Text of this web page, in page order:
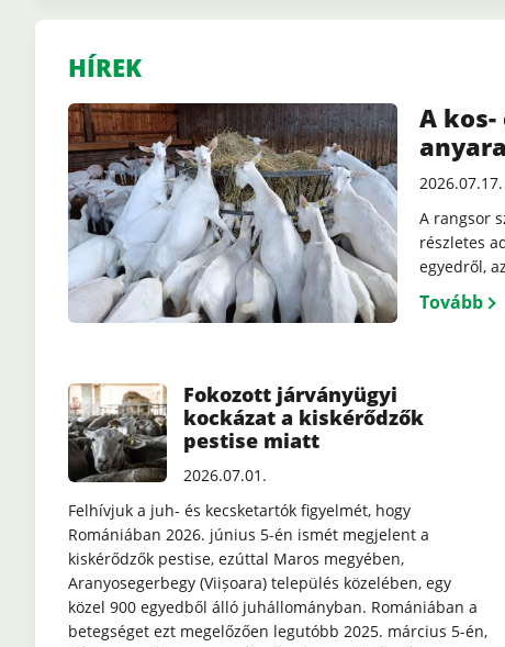
HÍREK
A
2026.07.17.
A rangsor
részletes
egyedről,
Tovább
Fokozott járványügyi
kockázat a kiskérődzők
pestise miatt
2026.07.01.
Felhívjuk a juh- és kecsketartók figyelmét, hogy
Romániában 2026. június 5-én ismét megjelent a
kiskérődzők pestise, ezúttal Maros megyében,
Aranyosegerbegy (Viișoara) település közelében, egy
közel 900 egyedből álló juhállományban. Romániában a
betegséget ezt megelőzően legutóbb 2025. március 5-én,